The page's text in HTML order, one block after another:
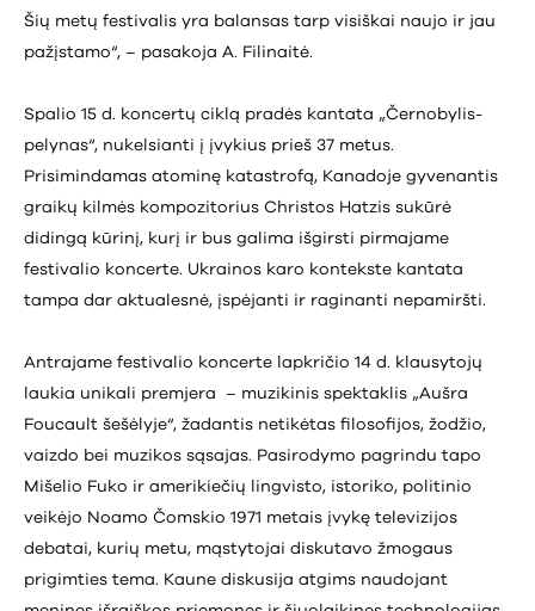
Šių metų festivalis yra balansas tarp visiškai naujo ir jau
pažįstamo“, – pasakoja A. Filinaitė.
Spalio 15 d. koncertų ciklą pradės kantata „Černobylis-
pelynas“, nukelsianti į įvykius prieš 37 metus.
Prisimindamas atominę katastrofą, Kanadoje gyvenantis
graikų kilmės kompozitorius Christos Hatzis sukūrė
didingą kūrinį, kurį ir bus galima išgirsti pirmajame
festivalio koncerte. Ukrainos karo kontekste kantata
tampa dar aktualesnė, įspėjanti ir raginanti nepamiršti.
Antrajame festivalio koncerte lapkričio 14 d. klausytojų
laukia unikali premjera – muzikinis spektaklis „Aušra
Foucault šešėlyje“, žadantis netikėtas filosofijos, žodžio,
vaizdo bei muzikos sąsajas. Pasirodymo pagrindu tapo
Mišelio Fuko ir amerikiečių lingvisto, istoriko, politinio
veikėjo Noamo Čomskio 1971 metais įvykę televizijos
debatai, kurių metu, mąstytojai diskutavo žmogaus
prigimties tema. Kaune diskusija atgims naudojant